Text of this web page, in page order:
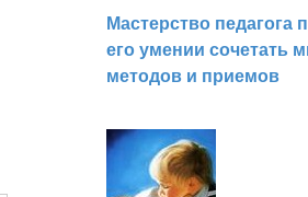
Мастерство педагога
его умении сочетать
методов и приемов